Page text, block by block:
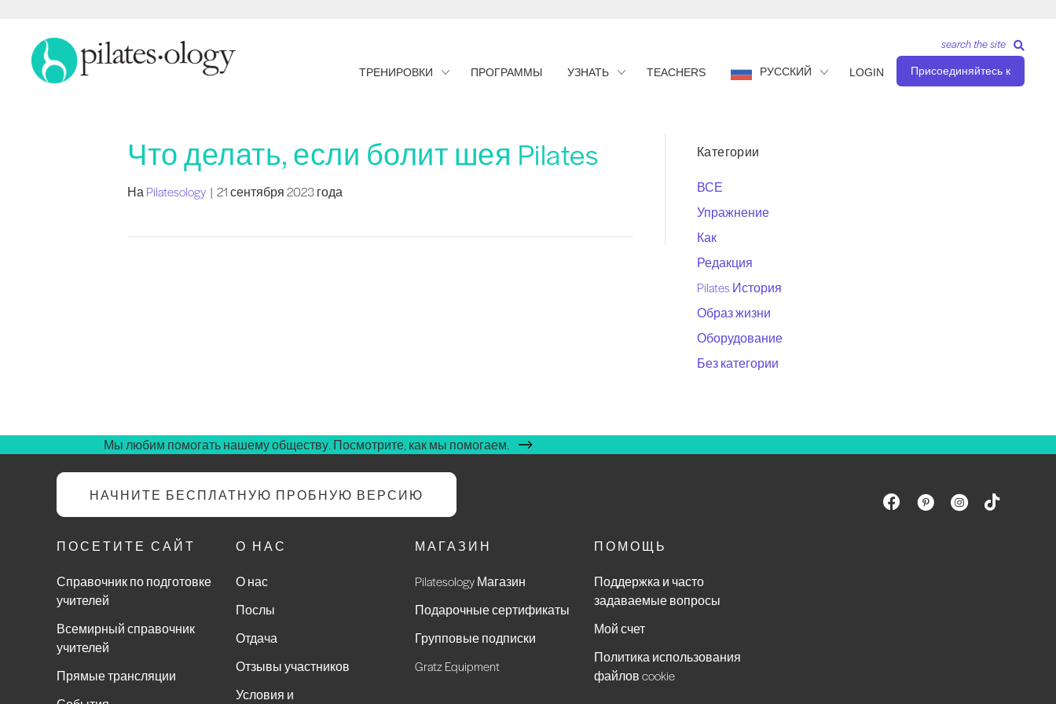
ТРЕНИРОВКИ ПРОГРАММЫ УЗНАТЬ TEACHERS РУССКИЙ LOGIN Присоединяйтесь к
search the site
Что делать, если болит шея Pilates
На Pilatesology | 21 сентября 2023 года
Категории
ВСЕ
Упражнение
Как
Редакция
Pilates История
Образ жизни
Оборудование
Без категории
Мы любим помогать нашему обществу. Посмотрите, как мы помогаем.
НАЧНИТЕ БЕСПЛАТНУЮ ПРОБНУЮ ВЕРСИЮ
ПОСЕТИТЕ САЙТ
Справочник по подготовке
учителей
Всемирный справочник
учителей
Прямые трансляции
О НАС
О нас
Послы
Отдача
Отзывы участников
Условия и
МАГАЗИН
Pilatesology Магазин
Подарочные сертификаты
Групповые подписки
Gratz Equipment
ПОМОЩЬ
Поддержка и часто
задаваемые вопросы
Мой счет
Политика использования
файлов cookie